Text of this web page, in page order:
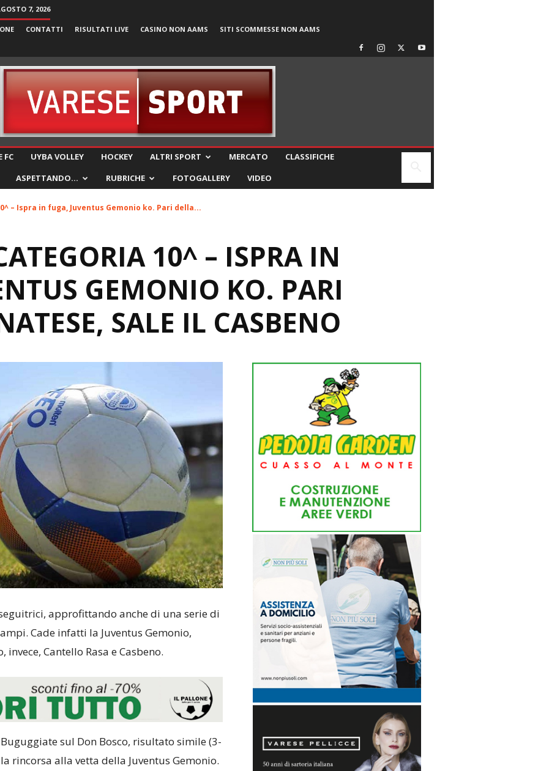
7, 2026
CONTATTI RISULTATI LIVE CASINO NON AAMS SITI SCOMMESSE NON AAMS
FC UYBA VOLLEY HOCKEY ALTRI SPORT MERCATO
CLASSIFICHE
ASPETTANDO… RUBRICHE FOTOGALLERY VIDEO
– Ispra in fuga, Juventus Gemonio ko. Pari della...
10^ – ISPRA IN
GEMONIO KO. PARI
SALE IL CASBENO
approfittando anche di una serie di
Cade infatti la Juventus Gemonio,
Cantello Rasa e Casbeno.
sul Don Bosco, risultato simile (3-
rincorsa alla vetta della Juventus Gemonio.